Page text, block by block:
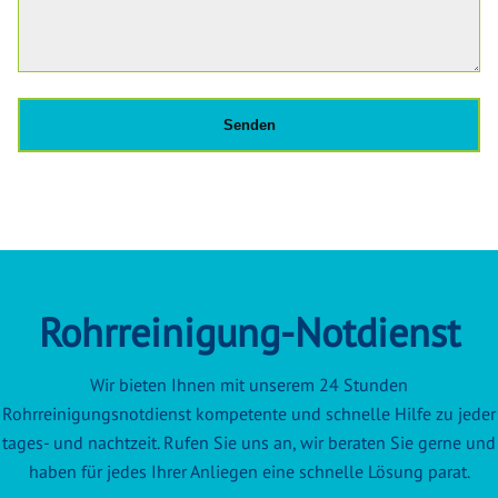
Rohrreinigung-Notdienst
Wir bieten Ihnen mit unserem 24 Stunden
Rohrreinigungsnotdienst kompetente und schnelle Hilfe zu jeder
tages- und nachtzeit. Rufen Sie uns an, wir beraten Sie gerne und
haben für jedes Ihrer Anliegen eine schnelle Lösung parat.